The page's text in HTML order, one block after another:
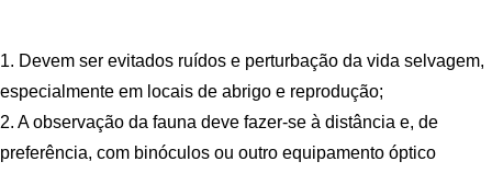
1. Devem ser evitados ruídos e perturbação da vida selvagem,
especialmente em locais de abrigo e reprodução;
2. A observação da fauna deve fazer-se à distância e, de
preferência, com binóculos ou outro equipamento óptico